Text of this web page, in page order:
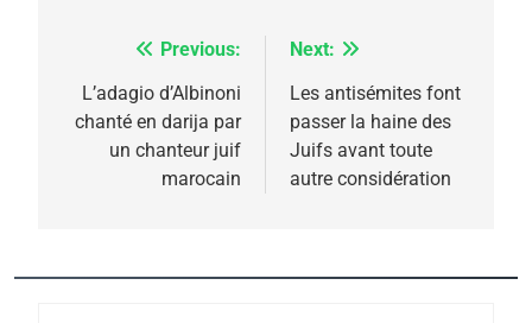
Navigation
de
l’article
Previous:
L’adagio d’Albinoni
chanté en darija par
un chanteur juif
marocain
Next:
Les antisémites font
passer la haine des
Juifs avant toute
autre considération
FIÈRE, DIGNE ET RÉSILIENTE :
POURQUOI JE REVENDIQUE
MA JUDAÏTE par Thérèse
Zrihen-Dvir
ISRAÉL JUDAISME
JUDAISME